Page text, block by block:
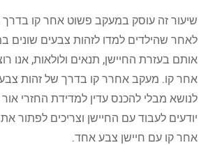
שיעור זה עוסק במעקב פשוט אחר קו
לאחר שהילדים למדו לזהות צבעים שונים
אותם בעזרת החיישן, תנאים ולולאות, אנו
אחר קו. מעקב אחרר קו בדרך של זהות
לנושא מבלי להכנס עדין למדידת החזרי
יודעים לעבוד עם החיישן וצריכים לפתור
אחר קו עם חיישן צבע אחד.